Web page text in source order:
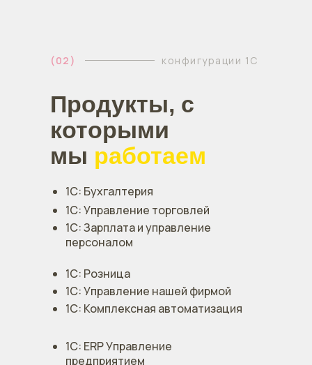
1С: ERP Управление
предприятием
Продукты, с
которыми
мы работаем
1С: Розница
1С: Управление нашей фирмой
1С: Комплексная автоматизация
1С: Управление торговлей
1С: Бухгалтерия
1С: Зарплата и управление
персоналом
(02) конфигурации 1С